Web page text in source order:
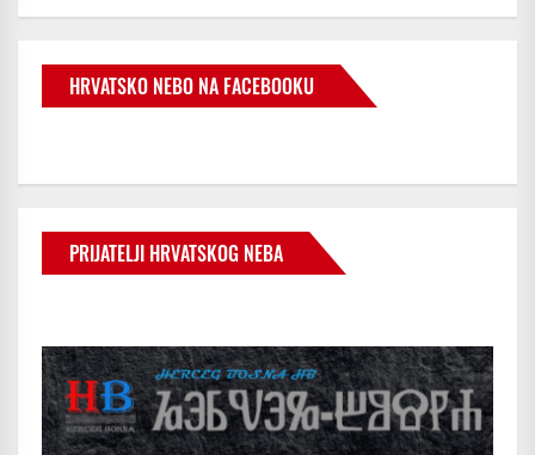
HRVATSKO NEBO NA FACEBOOKU
PRIJATELJI HRVATSKOG NEBA